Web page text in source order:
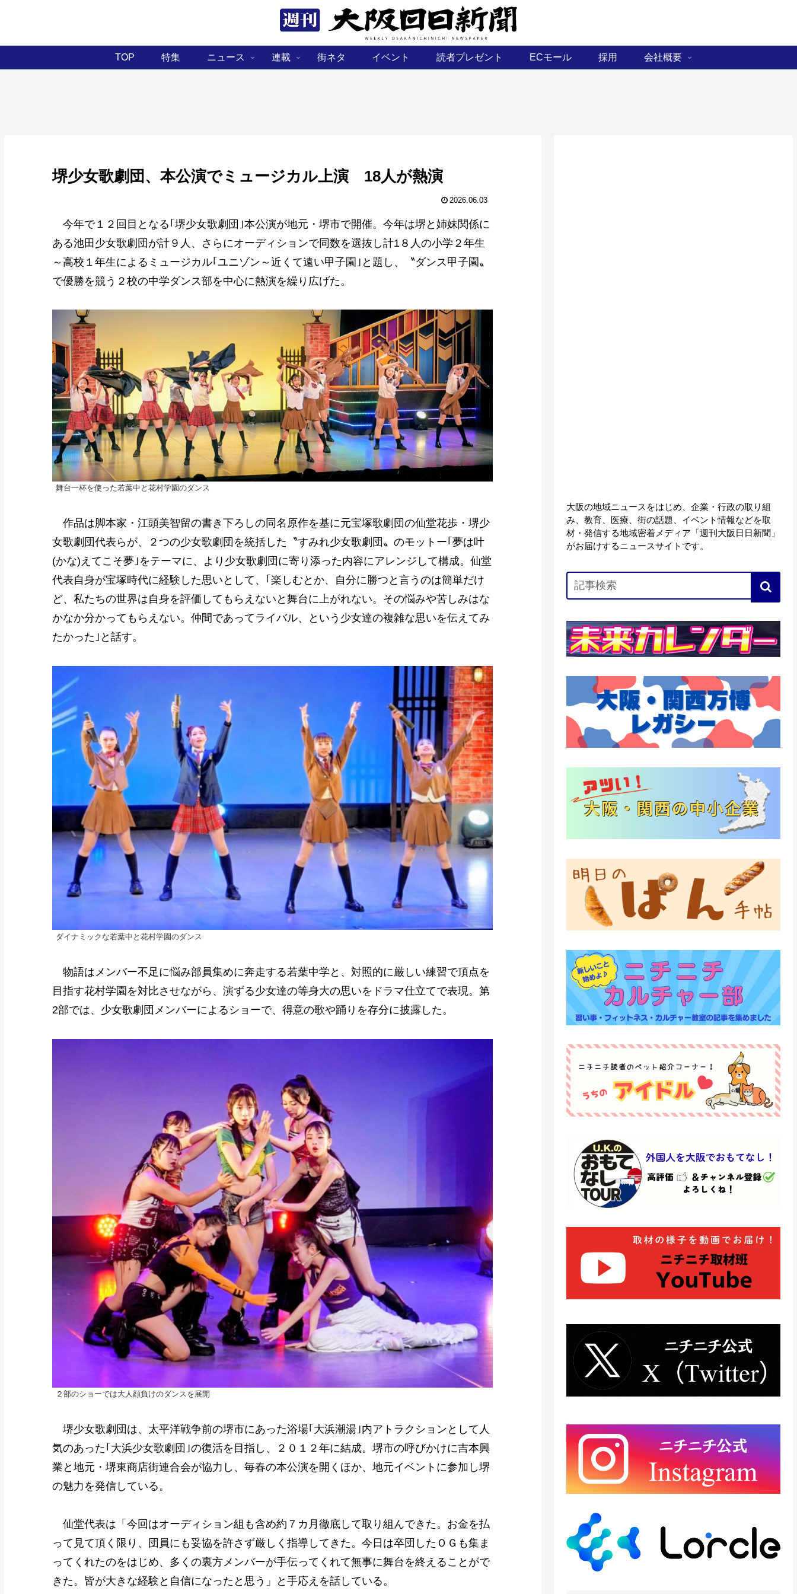
TOP 特集 ニュース 連載 街ネタ イベント 読者プレゼント ECモール 採用 会社概要
堺少女歌劇団、本公演でミュージカル上演 18人が熱演
2026.06.03
今年で１２回目となる｢堺少女歌劇団｣本公演が地元・堺市で開催。今年は堺と姉妹関係に
ある池田少女歌劇団が計９人、さらにオーディションで同数を選抜し計1８人の小学２年生
～高校１年生によるミュージカル｢ユニゾン～近くて遠い甲子園｣と題し、〝ダンス甲子園〟
で優勝を競う２校の中学ダンス部を中心に熱演を繰り広げた。
舞台一杯を使った若葉中と花村学園のダンス
作品は脚本家・江頭美智留の書き下ろしの同名原作を基に元宝塚歌劇団の仙堂花歩・堺少
女歌劇団代表らが、２つの少女歌劇団を統括した〝すみれ少女歌劇団〟のモットー｢夢は叶
(かな)えてこそ夢｣をテーマに、より少女歌劇団に寄り添った内容にアレンジして構成。仙堂
代表自身が宝塚時代に経験した思いとして、｢楽しむとか、自分に勝つと言うのは簡単だけ
ど、私たちの世界は自身を評価してもらえないと舞台に上がれない。その悩みや苦しみはな
かなか分かってもらえない。仲間であってライバル、という少女達の複雑な思いを伝えてみ
たかった｣と話す。
ダイナミックな若葉中と花村学園のダンス
物語はメンバー不足に悩み部員集めに奔走する若葉中学と、対照的に厳しい練習で頂点を
目指す花村学園を対比させながら、演ずる少女達の等身大の思いをドラマ仕立てで表現。第
2部では、少女歌劇団メンバーによるショーで、得意の歌や踊りを存分に披露した。
２部のショーでは大人顔負けのダンスを展開
堺少女歌劇団は、太平洋戦争前の堺市にあった浴場｢大浜潮湯｣内アトラクションとして人
気のあった｢大浜少女歌劇団｣の復活を目指し、２０１２年に結成。堺市の呼びかけに吉本興
業と地元・堺東商店街連合会が協力し、毎春の本公演を開くほか、地元イベントに参加し堺
の魅力を発信している。
仙堂代表は「今回はオーディション組も含め約７カ月徹底して取り組んできた。お金を払
って見て頂く限り、団員にも妥協を許さず厳しく指導してきた。今日は卒団したＯＧも集ま
ってくれたのをはじめ、多くの裏方メンバーが手伝ってくれて無事に舞台を終えることがで
きた。皆が大きな経験と自信になったと思う」と手応えを話している。
大阪の地域ニュースをはじめ、企業・行政の取り組
み、教育、医療、街の話題、イベント情報などを取
材・発信する地域密着メディア「週刊大阪日日新聞」
がお届けするニュースサイトです。